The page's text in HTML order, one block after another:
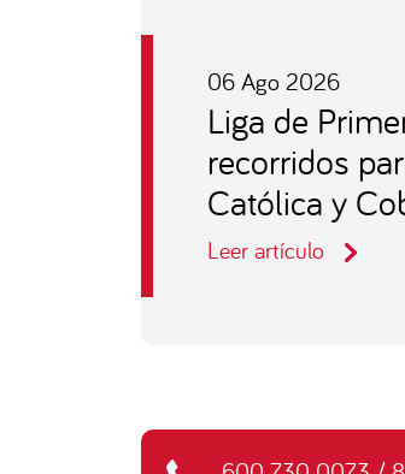
06 Ago 2026
Liga de
recorridos
Católica y
Leer artículo